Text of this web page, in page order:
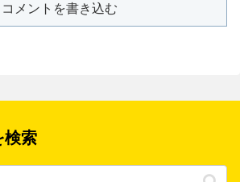
コメントを書き込む
検索